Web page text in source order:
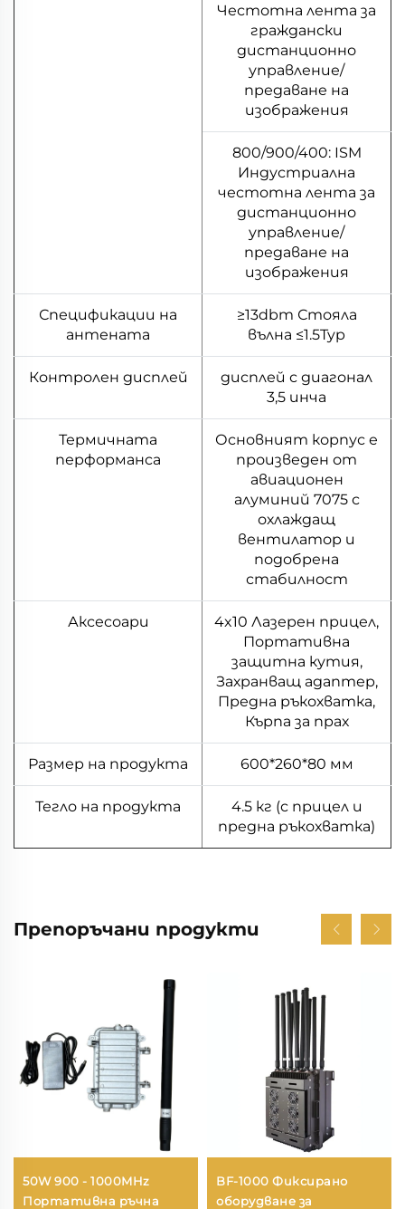
Честотна лента за
граждански
дистанционно
управление/
предаване на
изображения
800/900/400: ISM
Индустриална
честотна лента за
дистанционно
управление/
предаване на
изображения
Спецификации на
антената
≥13dbm Стояла
вълна ≤1.5Typ
Контролен дисплей
дисплей с диагонал
3,5 инча
Термичната
перформанса
Основният корпус е
произведен от
авиационен
алуминий 7075 с
охлаждащ
вентилатор и
подобрена
стабилност
Аксесоари
4x10 Лазерен прицел,
Портативна
защитна кутия,
Захранващ адаптер,
Предна ръкохватка,
Кърпа за прах
Размер на продукта 600*260*80 мм
Тегло на продукта
4.5 кг (с прицел и
предна ръкохватка)
Препоръчани продукти
50W 900 - 1000MHz
Портативна ръчна
BF-1000 Фиксирано
оборудване за